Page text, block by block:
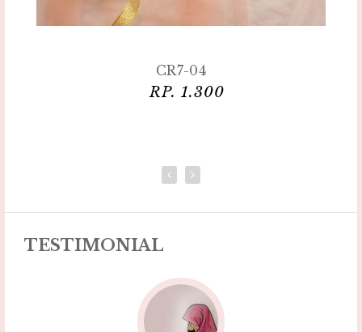
CR7-04
RP. 1.300
TESTIMONIAL